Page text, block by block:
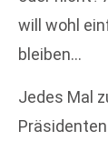
will wohl
bleiben…
Jedes Mal